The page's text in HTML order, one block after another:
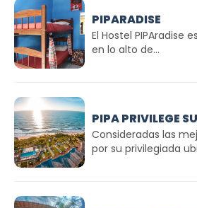
PIPARADISE
El Hostel PIPAradise
en lo alto de...
PIPA PRIVILEGE
Consideradas las
por su privilegiada